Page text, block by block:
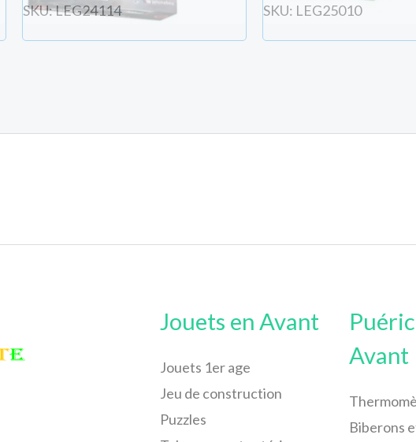
SKU: LEG24114 SKU: LEG25010
Jouets en Avant
Jouets 1er age
Jeu de construction
Puzzles
Avant
Biberons